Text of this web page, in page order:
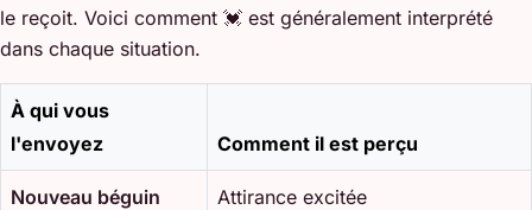
le reçoit. Voici comment 💓 est généralement interprété
dans chaque situation.
À qui vous
l'envoyez
Comment il est perçu
Nouveau béguin Attirance excitée